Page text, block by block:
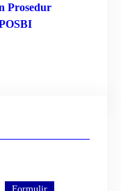
Prosedur